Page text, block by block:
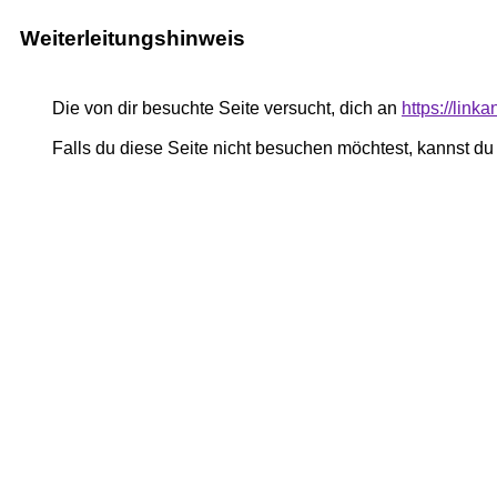
Weiterleitungshinweis
Die von dir besuchte Seite versucht, dich an https://
Falls du diese Seite nicht besuchen möchtest, kannst du